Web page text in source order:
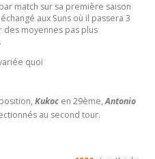
match sur sa première saison
aux Suns où il passera 3
des moyennes pas plus
quoi
Kukoc en 29ème,Antonio
au second tour.